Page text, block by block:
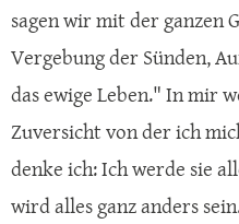
sagen wir mit der ganzen
Vergebung der Sünden,
das ewige Leben." In mir
Zuversicht von der ich
denke ich: Ich werde sie
wird alles ganz anders